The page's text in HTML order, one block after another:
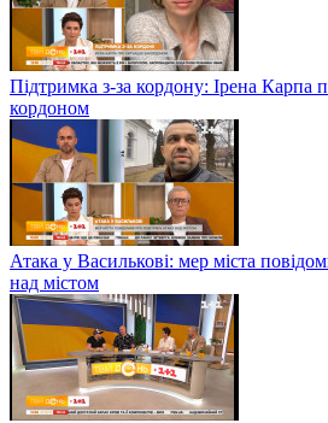
Підтримка з-за кордону: Ірена Карпа
кордоном
Атака у Василькові: мер міста
над містом